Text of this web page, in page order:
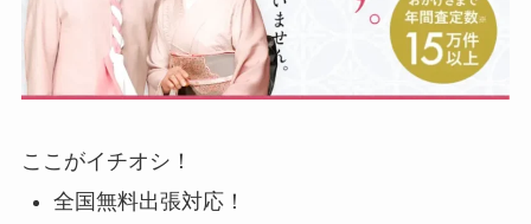
ここがイチオシ！
全国無料出張対応！